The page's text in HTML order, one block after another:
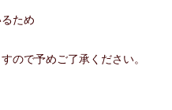
ため
ので予めご了承ください。